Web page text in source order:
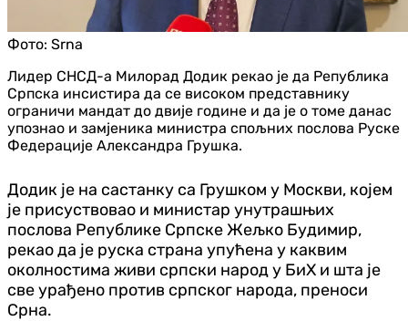
Фото: Srna
Лидер СНСД-а Милорад Додик рекао је да Република
Српска инсистира да се високом представнику
ограничи мандат до двије године и да је о томе данас
упознао и замјеника министра спољних послова Руске
Федерације Александра Грушка.
Додик је на састанку са Грушком у Москви, којем
је присуствовао и министар унутрашњих
послова Републике Српске Жељко Будимир,
рекао да је руска страна упућена у каквим
околностима живи српски народ у БиХ и шта је
све урађено против српског народа, преноси
Срна.